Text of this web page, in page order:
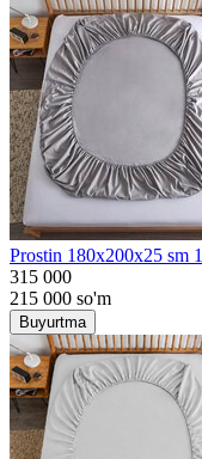
Prostin 180x200x25 sm
315 000
215 000 so'm
Buyurtma